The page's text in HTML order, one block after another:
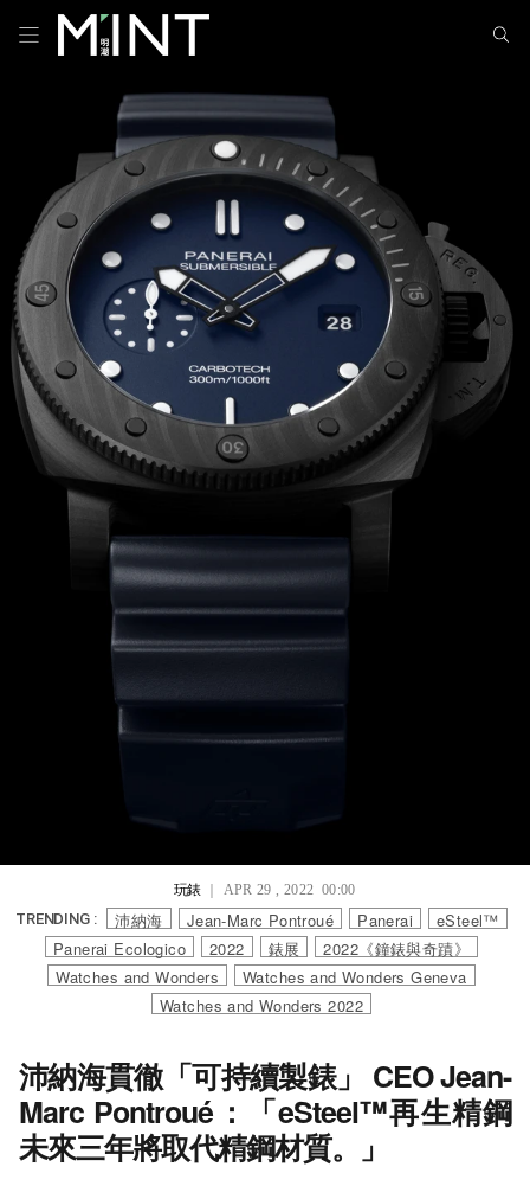
玩錶｜ APR 29 , 2022 00:00
TRENDING : 沛納海 Jean-Marc Pontroué Panerai
eSteel™
Panerai Ecologico
2022 錶展
2022《鐘錶與奇蹟》
Watches and Wonders
Watches and Wonders Geneva
Watches and Wonders 2022
沛納海貫徹「可持續製錶」 CEO Jean-
Marc Pontroué：「eSteel™再生精鋼
未來三年將取代精鋼材質。」